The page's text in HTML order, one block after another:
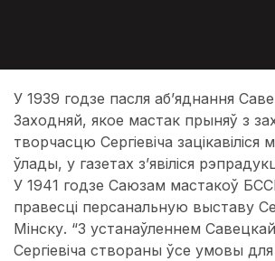
У 1939 годзе пасля аб’яднання
Заходняй, якое мастак прыняў з
творчасцю Сергіевіча зацікавіліся
ўлады, у газетах з’явіліся
У 1941 годзе Саюзам мастакоў
правесці персанальную выставу
Мінску. “З устанаўленнем
Сергіевіча створаны ўсе умовы